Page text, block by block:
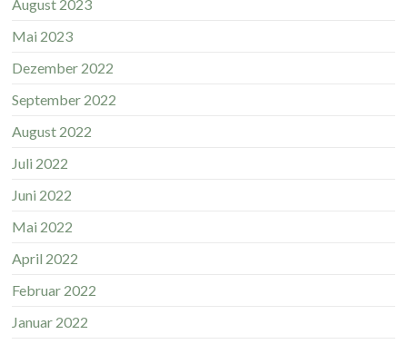
August 2023
Mai 2023
Dezember 2022
September 2022
August 2022
Juli 2022
Juni 2022
Mai 2022
April 2022
Februar 2022
Januar 2022